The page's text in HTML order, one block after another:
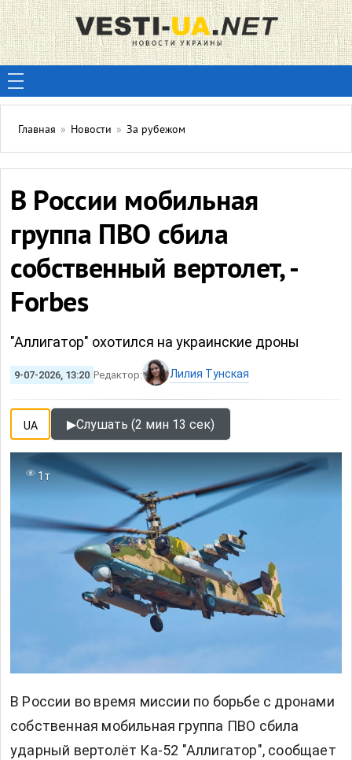
Главная » Новости » За рубежом
В России мобильная
группа ПВО сбила
собственный вертолет, -
Forbes
"Аллигатор" охотился на украинские дроны
9-07-2026, 13:20 Редактор: Лилия Тунская
UA ▶Слушать (2 мин 13 сек)
1т
В России во время миссии по борьбе с дронами
собственная мобильная группа ПВО сбила
ударный вертолёт Ка-52 "Аллигатор", сообщает